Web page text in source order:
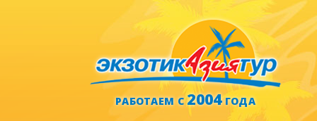
РАБОТАЕМ С2004ГОДА